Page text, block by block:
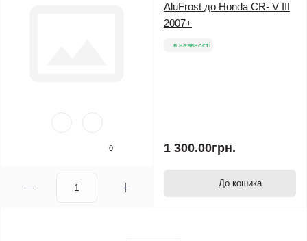
0
AluFrost до Honda CR- V III
2007+
в наявності
1 300.00грн.
До кошика